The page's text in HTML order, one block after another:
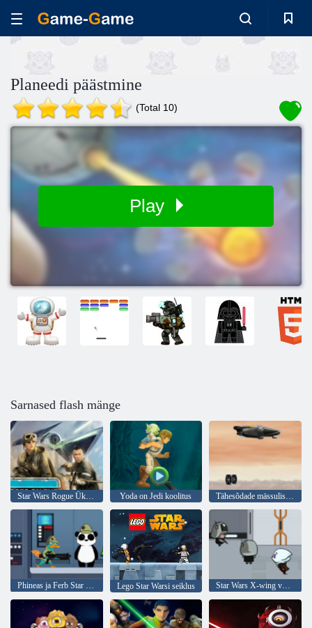
Planeedi päästmine
(Total 10)
Play
Sarnased flash mänge
Star Wars Rogue Üks jalad maas Yoda on Jedi koolitus Tähesõdade mässulised: kummitusraid
Phineas ja Ferb Star Wars Agent P Rebel Spy Lego Star Warsi seiklus Star Wars X-wing võitleja piloot